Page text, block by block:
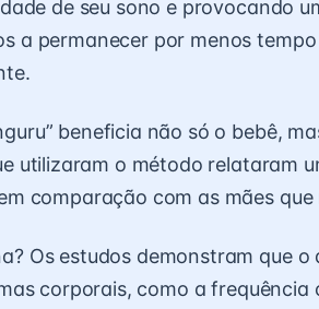
de seu sono e provocando
a permanecer por menos
beneficia não só o bebê,
utilizaram o método relataram
comparação com as mães
Os estudos demonstram que o
corporais, como a frequência